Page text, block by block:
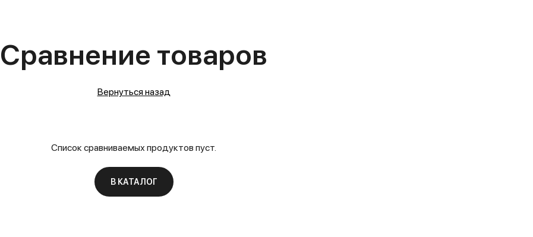
Сравнение товаров
Вернуться назад
Список сравниваемых продуктов пуст.
В КАТАЛОГ